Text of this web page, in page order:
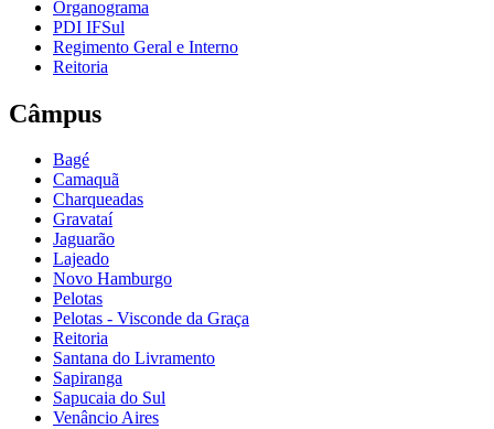
Organograma
PDI IFSul
Regimento Geral e Interno
Reitoria
Câmpus
Bagé
Camaquã
Charqueadas
Gravataí
Jaguarão
Lajeado
Novo Hamburgo
Pelotas
Pelotas - Visconde da Graça
Reitoria
Santana do Livramento
Sapiranga
Sapucaia do Sul
Venâncio Aires